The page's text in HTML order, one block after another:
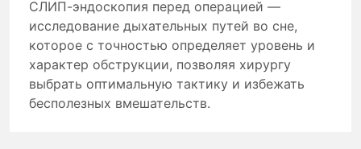
СЛИП-эндоскопия перед операцией —
исследование дыхательных путей во сне,
которое с точностью определяет уровень и
характер обструкции, позволяя хирургу
выбрать оптимальную тактику и избежать
бесполезных вмешательств.